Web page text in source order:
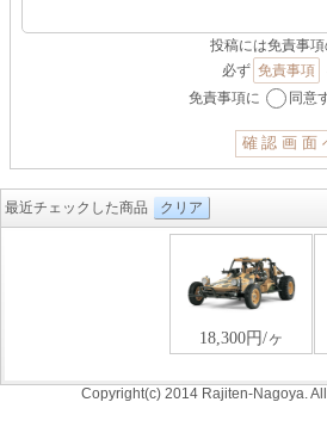
投稿には免責事項
必ず 免責事項
免責事項に
同意
最近チェックした商品 クリア
Copyright(c) 2014 Rajiten-Nagoya.